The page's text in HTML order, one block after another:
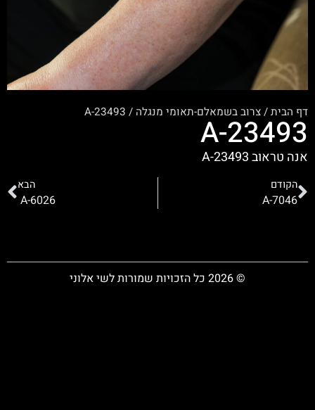
דף הבית/צרוב בשמאלם-תאומי מנגלה /
A-23493
A-23493
אנה טראוב A-23493
הקודם
A-7046
הבא
A-6026
© 2026 כל הזכויות שמורות לשי אלוני